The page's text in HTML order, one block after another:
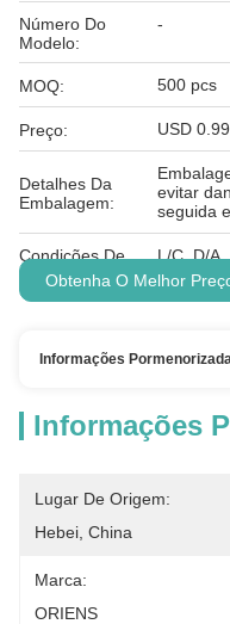
Número Do
Modelo:
-
MOQ: 500 pcs
Preço: USD
Detalhes Da
Embalagem:
evitar
seguida
Condições De
Pagamento:
L/C, D/A,
Obtenha O Melhor
Informações
Informações
Lugar De Origem:
Hebei, China
Marca:
ORIENS